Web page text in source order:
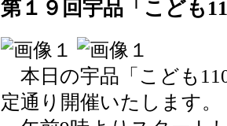
第１９回宇品「こども
本日の宇品「こども
定通り開催いたします。